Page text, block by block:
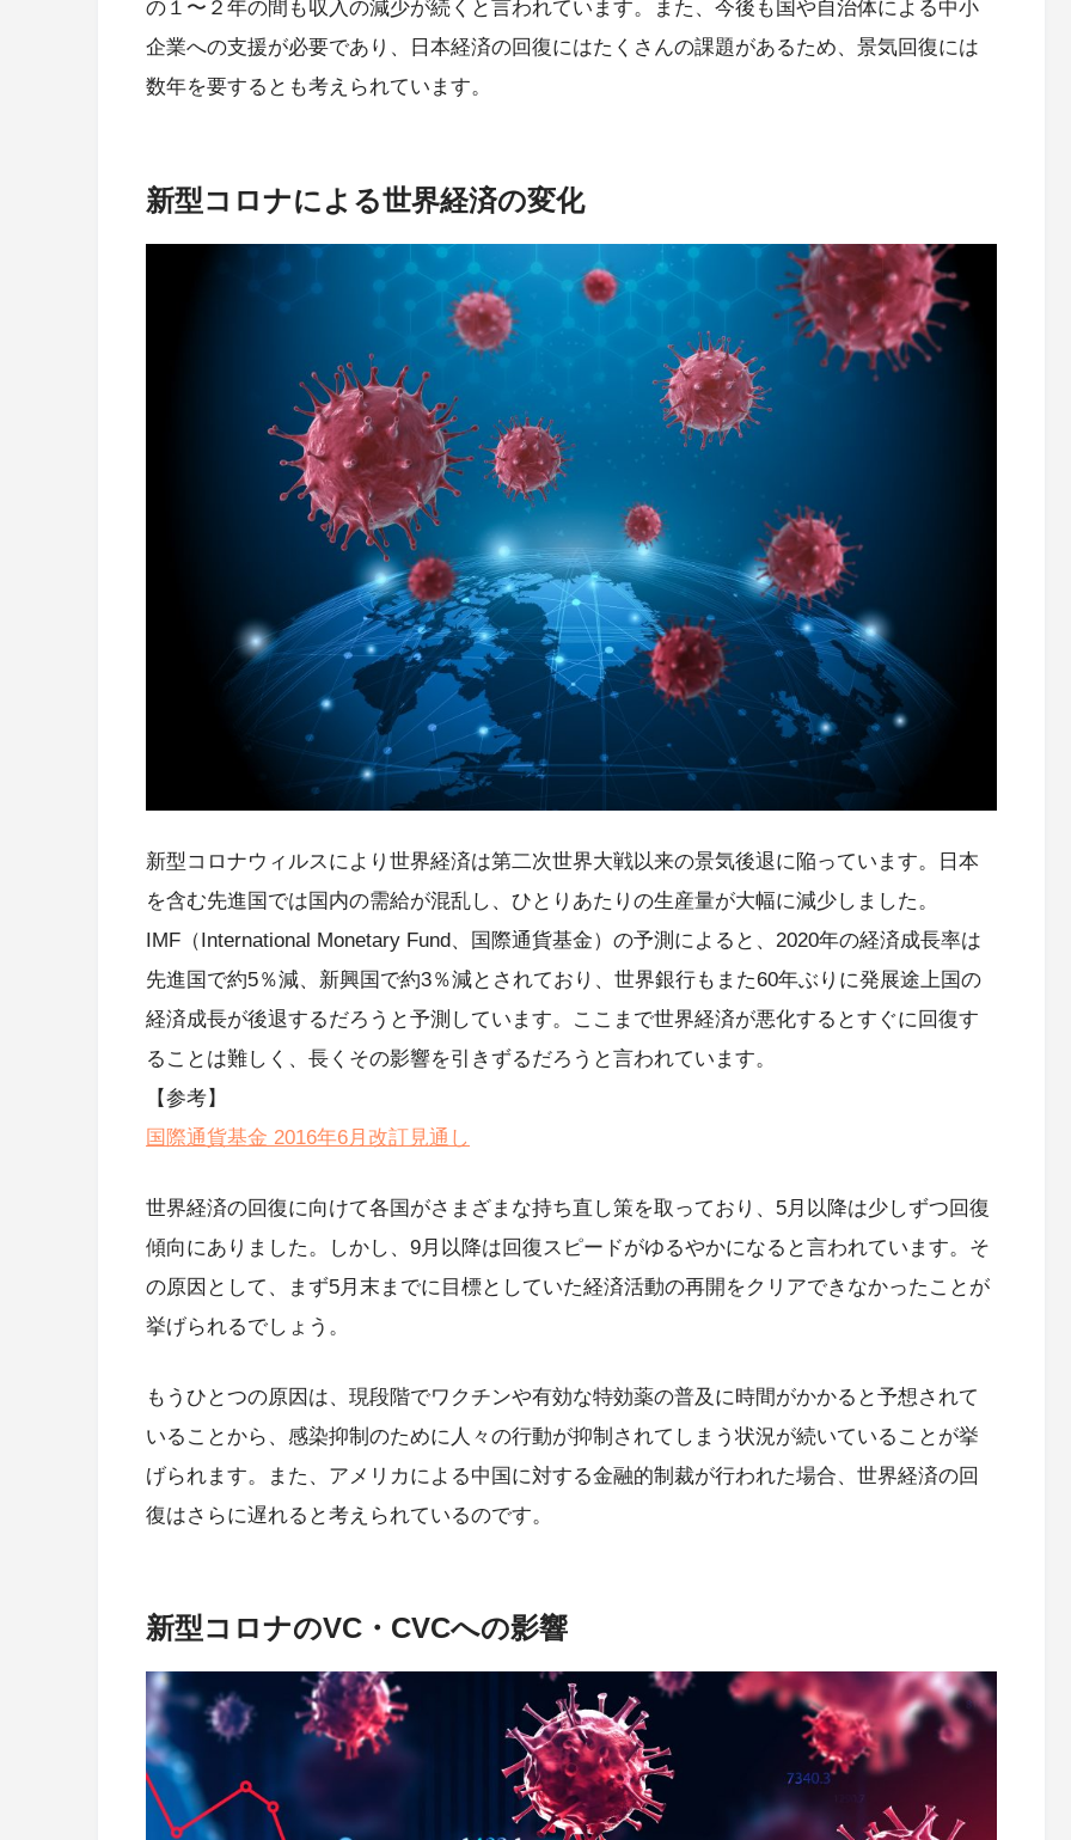
の１〜２年の間も収入の減少が続くと言われています。また、今後も国や自治体による中小
企業への支援が必要であり、日本経済の回復にはたくさんの課題があるため、景気回復には
数年を要するとも考えられています。
新型コロナによる世界経済の変化
新型コロナウィルスにより世界経済は第二次世界大戦以来の景気後退に陥っています。日本
を含む先進国では国内の需給が混乱し、ひとりあたりの生産量が大幅に減少しました。
IMF（International Monetary Fund、国際通貨基金）の予測によると、2020年の経済成長率は
先進国で約5％減、新興国で約3％減とされており、世界銀行もまた60年ぶりに発展途上国の
経済成長が後退するだろうと予測しています。ここまで世界経済が悪化するとすぐに回復す
ることは難しく、長くその影響を引きずるだろうと言われています。
【参考】
国際通貨基金 2016年6月改訂見通し
世界経済の回復に向けて各国がさまざまな持ち直し策を取っており、5月以降は少しずつ回復
傾向にありました。しかし、9月以降は回復スピードがゆるやかになると言われています。そ
の原因として、まず5月末までに目標としていた経済活動の再開をクリアできなかったことが
挙げられるでしょう。
もうひとつの原因は、現段階でワクチンや有効な特効薬の普及に時間がかかると予想されて
いることから、感染抑制のために人々の行動が抑制されてしまう状況が続いていることが挙
げられます。また、アメリカによる中国に対する金融的制裁が行われた場合、世界経済の回
復はさらに遅れると考えられているのです。
新型コロナのVC・CVCへの影響